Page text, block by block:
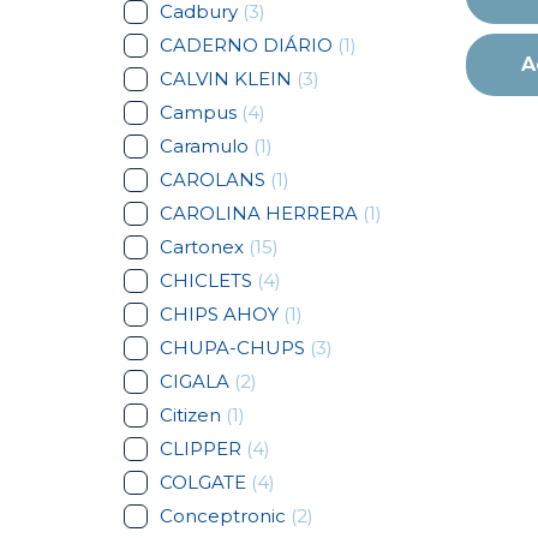
Cadbury (3)
CADERNO DIÁRIO (1)
CALVIN KLEIN (3)
Campus (4)
Caramulo (1)
CAROLANS (1)
CAROLINA HERRERA (1)
Cartonex (15)
CHICLETS (4)
CHIPS AHOY (1)
CHUPA-CHUPS (3)
CIGALA (2)
Citizen (1)
CLIPPER (4)
COLGATE (4)
Conceptronic (2)